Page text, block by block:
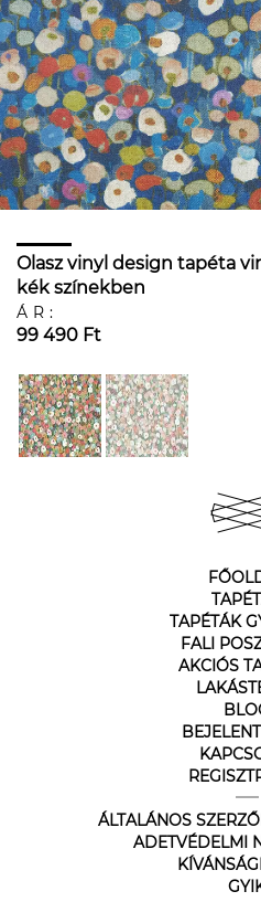
Olasz vinyl design tapéta
kék színekben
ÁR:
99 490 Ft
TAPÉTÁK
FALI
AKCIÓS
ÁLTALÁNOS
ADETVÉDELMI